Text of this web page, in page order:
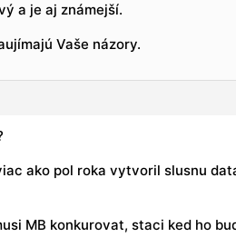
a je aj známejší.
Vaše názory.
ako pol roka vytvoril slusnu
MB konkurovat, staci ked ho